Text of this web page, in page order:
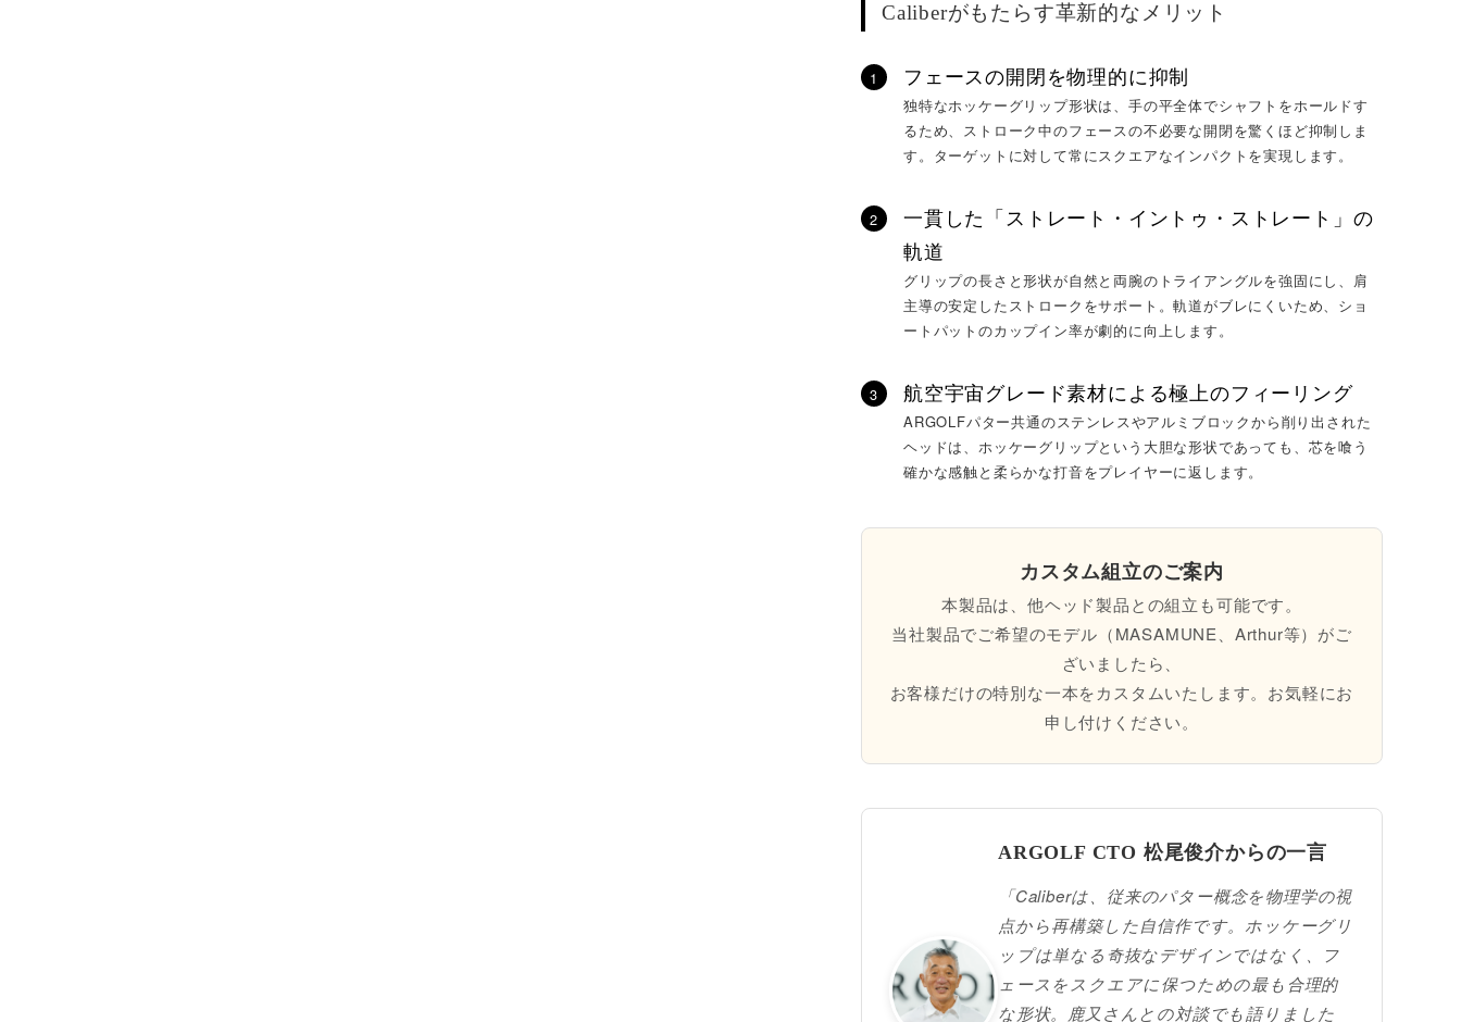
Caliberがもたらす革新的なメリット
1 フェースの開閉を物理的に抑制
独特なホッケーグリップ形状は、手の平全体でシャフトをホールドす
るため、ストローク中のフェースの不必要な開閉を驚くほど抑制しま
す。ターゲットに対して常にスクエアなインパクトを実現します。
2
一貫した「ストレート・イントゥ・ストレート」の
軌道
グリップの長さと形状が自然と両腕のトライアングルを強固にし、肩
主導の安定したストロークをサポート。軌道がブレにくいため、ショ
ートパットのカップイン率が劇的に向上します。
3 航空宇宙グレード素材による極上のフィーリング
ARGOLFパター共通のステンレスやアルミブロックから削り出された
ヘッドは、ホッケーグリップという大胆な形状であっても、芯を喰う
確かな感触と柔らかな打音をプレイヤーに返します。
カスタム組立のご案内
本製品は、他ヘッド製品との組立も可能です。
当社製品でご希望のモデル（MASAMUNE、Arthur等）がご
ざいましたら、
お客様だけの特別な一本をカスタムいたします。お気軽にお
申し付けください。
ARGOLF CTO 松尾俊介からの一言
「Caliberは、従来のパター概念を物理学の視
点から再構築した自信作です。ホッケーグリ
ップは単なる奇抜なデザインではなく、フ
ェースをスクエアに保つための最も合理的
な形状。鹿又さんとの対談でも語りました